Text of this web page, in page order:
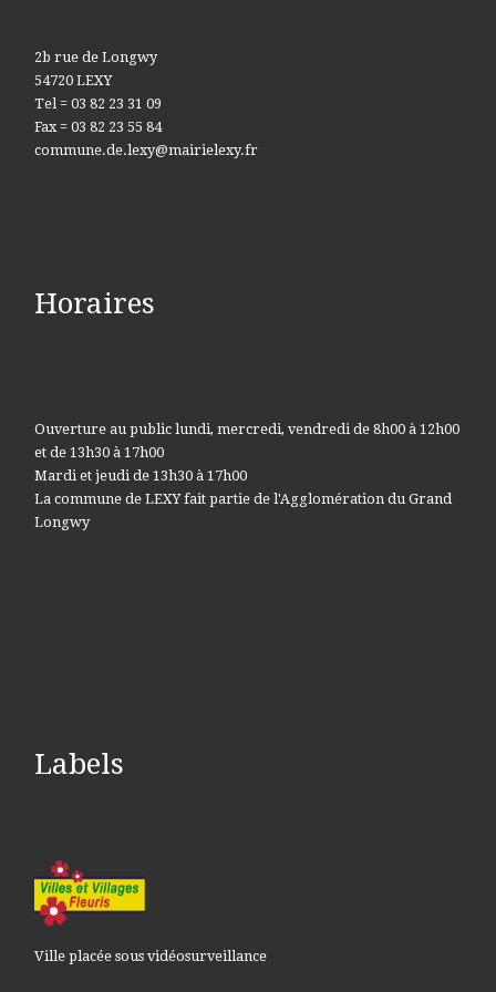
2b rue de Longwy
54720 LEXY
Tel = 03 82 23 31 09
Fax = 03 82 23 55 84
commune.de.lexy@mairielexy.fr
Horaires
Ouverture au public lundi, mercredi, vendredi de 8h00 à 12h00
et de 13h30 à 17h00
Mardi et jeudi de 13h30 à 17h00
La commune de LEXY fait partie de l'Agglomération du Grand
Longwy
Labels
Ville placée sous vidéosurveillance